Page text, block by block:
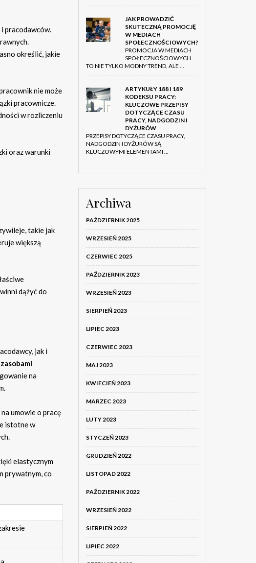
pracodawców.
określić, jakie
nie może
pracownicze.
w rozliczeniu
oraz warunki
takie jak
większą
dążyć do
jak i
na
umowie o pracę
istotne w
elastycznym
prywatnym, co
JAK PROWADZIĆ
SKUTECZNĄ PROMOCJĘ
W MEDIACH
SPOŁECZNOŚCIOWYCH?
PROMOCJA W MEDIACH
SPOŁECZNOŚCIOWYCH
TO NIE TYLKO MODNY TREND, ALE …
ARTYKUŁY 188 I 189
KODEKSU PRACY:
KLUCZOWE PRZEPISY
DOTYCZĄCE CZASU
PRACY, NADGODZIN I
DYŻURÓW
PRZEPISY DOTYCZĄCE CZASU PRACY,
NADGODZIN I DYŻURÓW SĄ
KLUCZOWYMI ELEMENTAMI …
Archiwa
PAŹDZIERNIK 2025
WRZESIEŃ 2025
CZERWIEC 2025
PAŹDZIERNIK 2023
WRZESIEŃ 2023
SIERPIEŃ 2023
LIPIEC 2023
CZERWIEC 2023
MAJ 2023
KWIECIEŃ 2023
MARZEC 2023
LUTY 2023
STYCZEŃ 2023
GRUDZIEŃ 2022
LISTOPAD 2022
PAŹDZIERNIK 2022
WRZESIEŃ 2022
SIERPIEŃ 2022
LIPIEC 2022